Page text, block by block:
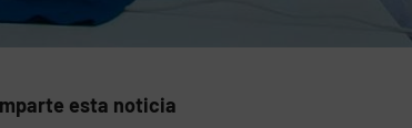
esta noticia